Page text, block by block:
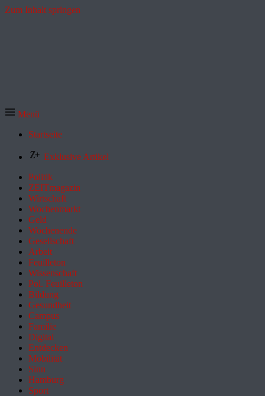
Zum Inhalt springen
Menü
Startseite
Exklusive Artikel
Politik
ZEITmagazin
Wirtschaft
Wochenmarkt
Geld
Wochenende
Gesellschaft
Arbeit
Feuilleton
Wissenschaft
Pol. Feuilleton
Bildung
Gesundheit
Campus
Familie
Digital
Entdecken
Mobilität
Sinn
Hamburg
Sport